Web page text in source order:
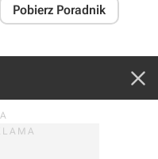
Pobierz Poradnik
